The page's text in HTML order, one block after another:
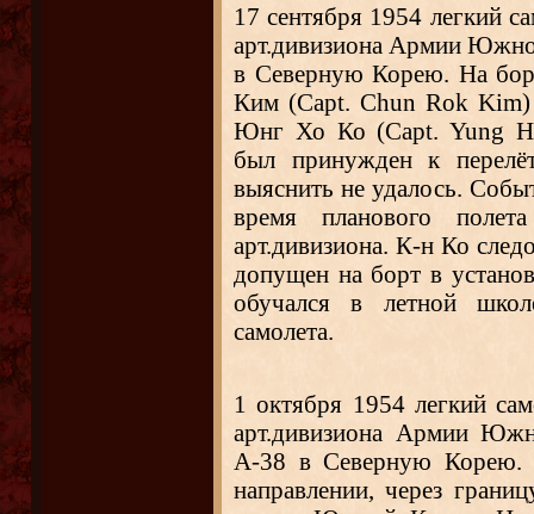
17 сентября 1954 легкий
арт.дивизиона Армии
в Северную Корею. На
Ким (Capt. Chun Rok Kim)
Юнг Хо Ко (Capt. Yung
был принужден к
выяснить не удалось.
время планового
арт.дивизиона. К-н Ко
допущен на борт в
обучался в летной
самолета.
1 октября 1954 легкий
арт.дивизиона Армии
А-38 в Северную Корею.
направлении, через